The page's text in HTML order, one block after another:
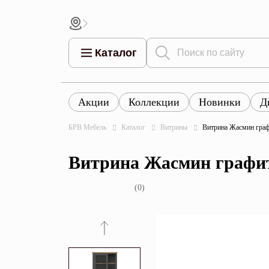
Каталог
Все товары
Шкафы
Кровати
Все
Все товары каталога
Акции Коллекции Новинки
БРВ Мебель Каталог Витрины Витрина Жасмин
Витрина Жасмин
(0)